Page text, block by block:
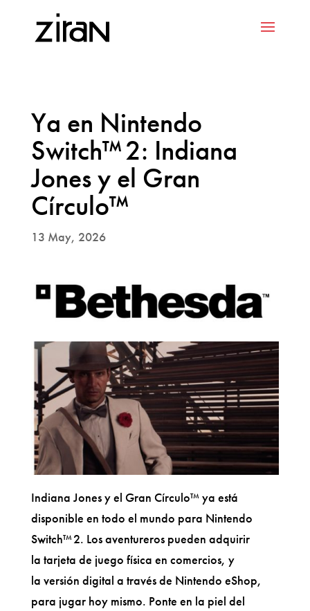
Ya en Nintendo
Switch™ 2: Indiana
Jones y el Gran
Círculo​™​
13 May, 2026
Indiana Jones y el Gran Círculo™ ya está
disponible en todo el mundo para Nintendo
Switch™ 2. ​​Los aventureros pueden adquirir
la tarjeta de juego física en comercios, y
la versión digital a través de Nintendo eShop,
para jugar hoy mismo. Ponte en la piel del